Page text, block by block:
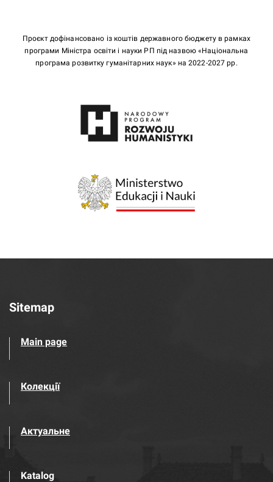
Проєкт дофінансовано із коштів державного бюджету в рамках
програми Міністра освіти і науки РП під назвою «Національна
програма розвитку гуманітарних наук» на 2022-2027 рр.
Sitemap
Main page
Колекції
Актуальне
Katalog